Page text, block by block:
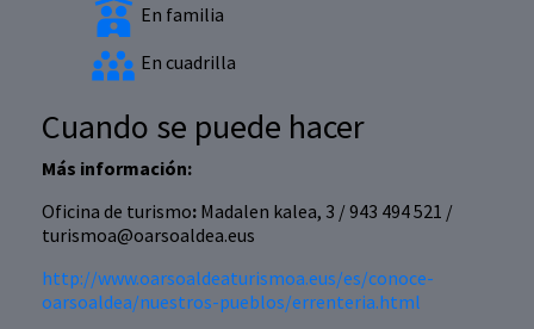
En familia
En cuadrilla
Cuando se puede hacer
Más información:
Oficina de turismo: Madalen kalea, 3 / 943 494 521 /
turismoa@oarsoaldea.eus
http://www.oarsoaldeaturismoa.eus/es/conoce-
oarsoaldea/nuestros-pueblos/errenteria.html